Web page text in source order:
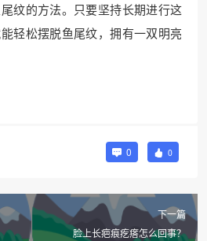
纹的方法。只要坚持长期进行这
轻松摆脱鱼尾纹，拥有一双明亮
0 0
下一篇
脸上长疤痕疙瘩怎么回事？